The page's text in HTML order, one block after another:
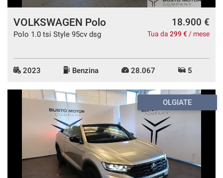
VOLKSWAGEN Polo
Polo 1.0 tsi Style 95cv dsg
18.900 €
Tua da 299 € / mese
2023 Benzina 28.067 5
OLGIATE